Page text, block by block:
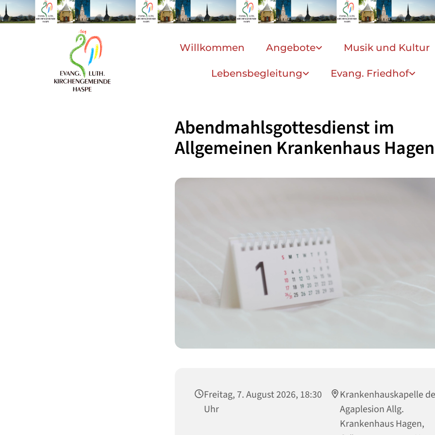
Willkommen Angebote Musik und Kultur
Lebensbegleitung Evang. Friedhof
Abendmahlsgottesdienst im
Allgemeinen Krankenhaus Hagen
Freitag, 7. August 2026, 18:30
Uhr
Krankenhauskapelle
Agaplesion Allg.
Krankenhaus Hagen,